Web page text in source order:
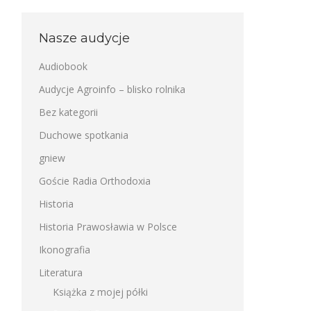
Nasze audycje
Audiobook
Audycje Agroinfo – blisko rolnika
Bez kategorii
Duchowe spotkania
gniew
Goście Radia Orthodoxia
Historia
Historia Prawosławia w Polsce
Ikonografia
Literatura
Książka z mojej półki